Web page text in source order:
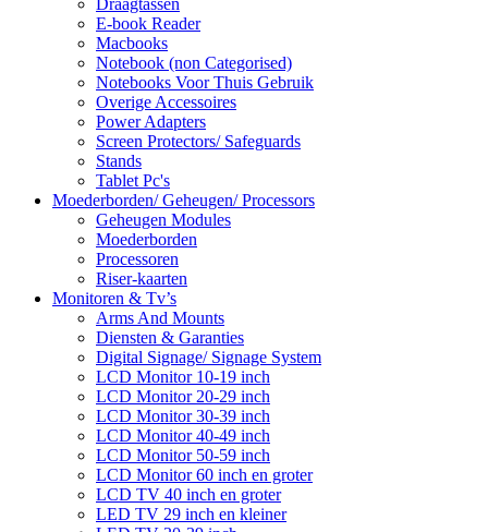
Draagtassen
E-book Reader
Macbooks
Notebook (non Categorised)
Notebooks Voor Thuis Gebruik
Overige Accessoires
Power Adapters
Screen Protectors/ Safeguards
Stands
Tablet Pc's
Moederborden/ Geheugen/ Processors
Geheugen Modules
Moederborden
Processoren
Riser-kaarten
Monitoren & Tv’s
Arms And Mounts
Diensten & Garanties
Digital Signage/ Signage System
LCD Monitor 10-19 inch
LCD Monitor 20-29 inch
LCD Monitor 30-39 inch
LCD Monitor 40-49 inch
LCD Monitor 50-59 inch
LCD Monitor 60 inch en groter
LCD TV 40 inch en groter
LED TV 29 inch en kleiner